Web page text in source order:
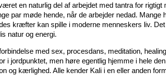
en naturlig del af arbejdet med tantra for rigtigt
par møde hende, når de arbejder nedad. Mange
kræfter kan spille i moderne menneskers liv.
natur og energi.
med sex, procesdans, meditation,
i jordpunktet, men høre egentlig hjemme i hele
og kærlighed. Alle kender Kali i en eller anden